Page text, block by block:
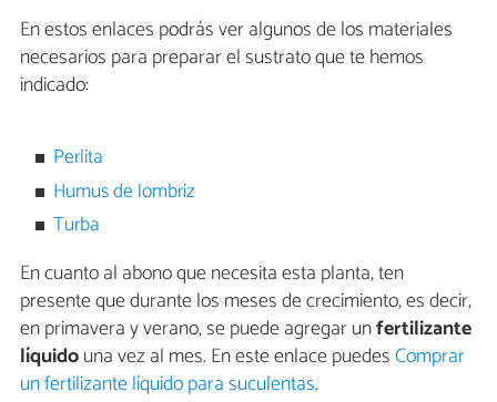
En estos enlaces podrás ver algunos de los materiales
necesarios para preparar el sustrato que te hemos
indicado:
Perlita
Humus de lombriz
Turba
En cuanto al abono que necesita esta planta, ten
presente que durante los meses de crecimiento, es decir,
en primavera y verano, se puede agregar unfertilizante
líquidouna vez al mes. En este enlace puedesComprar
un fertilizante líquido para suculentas.